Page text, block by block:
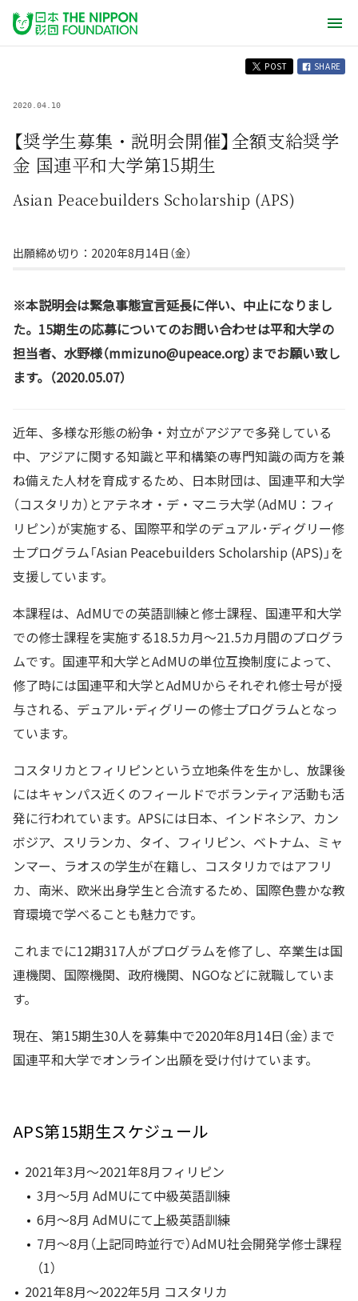
POST SHARE
2020.04.10
【奨学生募集・説明会開催】全額支給奨学
金 国連平和大学第15期生
Asian Peacebuilders Scholarship (APS)
出願締め切り：2020年8月14日（金）
※本説明会は緊急事態宣言延長に伴い、中止になりまし
た。15期生の応募についてのお問い合わせは平和大学の
担当者、水野様（mmizuno@upeace.org）までお願い致し
ます。（2020.05.07）
近年、多様な形態の紛争・対立がアジアで多発している
中、アジアに関する知識と平和構築の専門知識の両方を兼
ね備えた人材を育成するため、日本財団は、国連平和大学
（コスタリカ）とアテネオ・デ・マニラ大学（AdMU：フィ
リピン）が実施する、国際平和学のデュアル･ディグリー修
士プログラム「Asian Peacebuilders Scholarship (APS)」を
支援しています。
本課程は、AdMUでの英語訓練と修士課程、国連平和大学
での修士課程を実施する18.5カ月～21.5カ月間のプログラ
ムです。国連平和大学とAdMUの単位互換制度によって、
修了時には国連平和大学とAdMUからそれぞれ修士号が授
与される、デュアル･ディグリーの修士プログラムとなっ
ています。
コスタリカとフィリピンという立地条件を生かし、放課後
にはキャンパス近くのフィールドでボランティア活動も活
発に行われています。APSには日本、インドネシア、カン
ボジア、スリランカ、タイ、フィリピン、ベトナム、ミャ
ンマー、ラオスの学生が在籍し、コスタリカではアフリ
カ、南米、欧米出身学生と合流するため、国際色豊かな教
育環境で学べることも魅力です。
これまでに12期317人がプログラムを修了し、卒業生は国
連機関、国際機関、政府機関、NGOなどに就職していま
す。
現在、第15期生30人を募集中で2020年8月14日（金）まで
国連平和大学でオンライン出願を受け付けています。
APS第15期生スケジュール
2021年3月～2021年8月フィリピン
3月～5月 AdMUにて中級英語訓練
6月～8月 AdMUにて上級英語訓練
7月～8月（上記同時並行で）AdMU社会開発学修士課程
（1）
2021年8月～2022年5月 コスタリカ